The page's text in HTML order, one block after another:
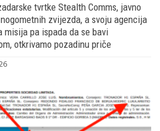
tvrtke Stealth Comms, javno
zvijezda, a svoju agencija
misija pa ispada da se bavi
otkrivamo pozadinu priče